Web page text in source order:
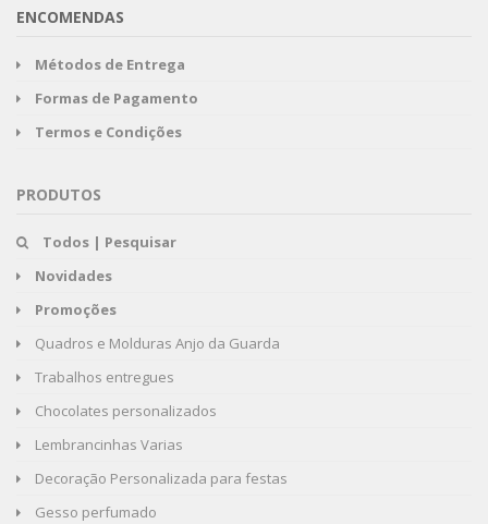
ENCOMENDAS
Métodos de Entrega
Formas de Pagamento
Termos e Condições
PRODUTOS
Todos | Pesquisar
Novidades
Promoções
Quadros e Molduras Anjo da Guarda
Trabalhos entregues
Chocolates personalizados
Lembrancinhas Varias
Decoração Personalizada para festas
Gesso perfumado